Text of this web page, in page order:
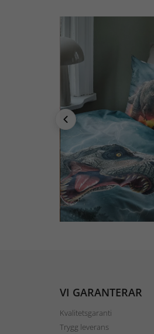
VI GARANTERAR
Kvalitetsgaranti
Trygg leverans